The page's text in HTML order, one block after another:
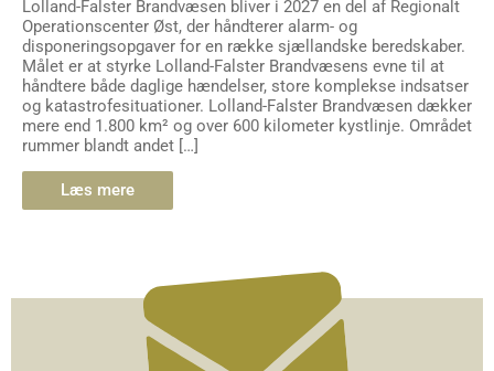
disponeringsopgaver for en række sjællandske beredskaber.
Målet er at styrke Lolland-Falster Brandvæsens evne til at
håndtere både daglige hændelser, store komplekse indsatser
og katastrofesituationer. Lolland-Falster Brandvæsen dækker
mere end 1.800 km² og over 600 kilometer kystlinje. Området
rummer blandt andet […]
Læs mere